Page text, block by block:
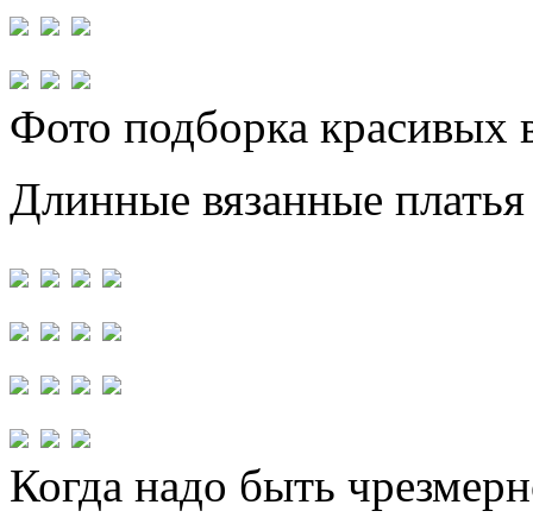
Фото подборка красивых
Длинные вязанные
Когда надо быть